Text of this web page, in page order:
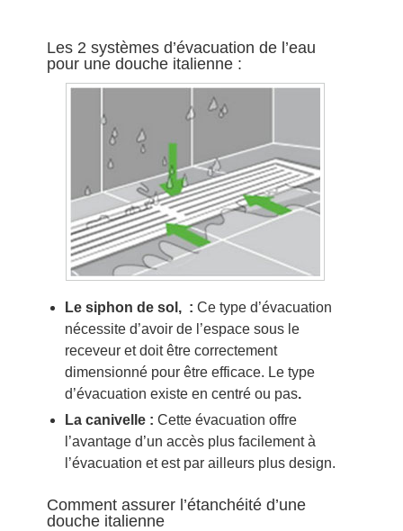
Les 2 systèmes d’évacuation de l’eau
pour une douche italienne :
Le siphon de sol, : Ce type d’évacuation
nécessite d’avoir de l’espace sous le
receveur et doit être correctement
dimensionné pour être efficace. Le type
d’évacuation existe en centré ou pas.
La canivelle : Cette évacuation offre
l’avantage d’un accès plus facilement à
l’évacuation et est par ailleurs plus design.
Comment assurer l’étanchéité d’une
douche italienne